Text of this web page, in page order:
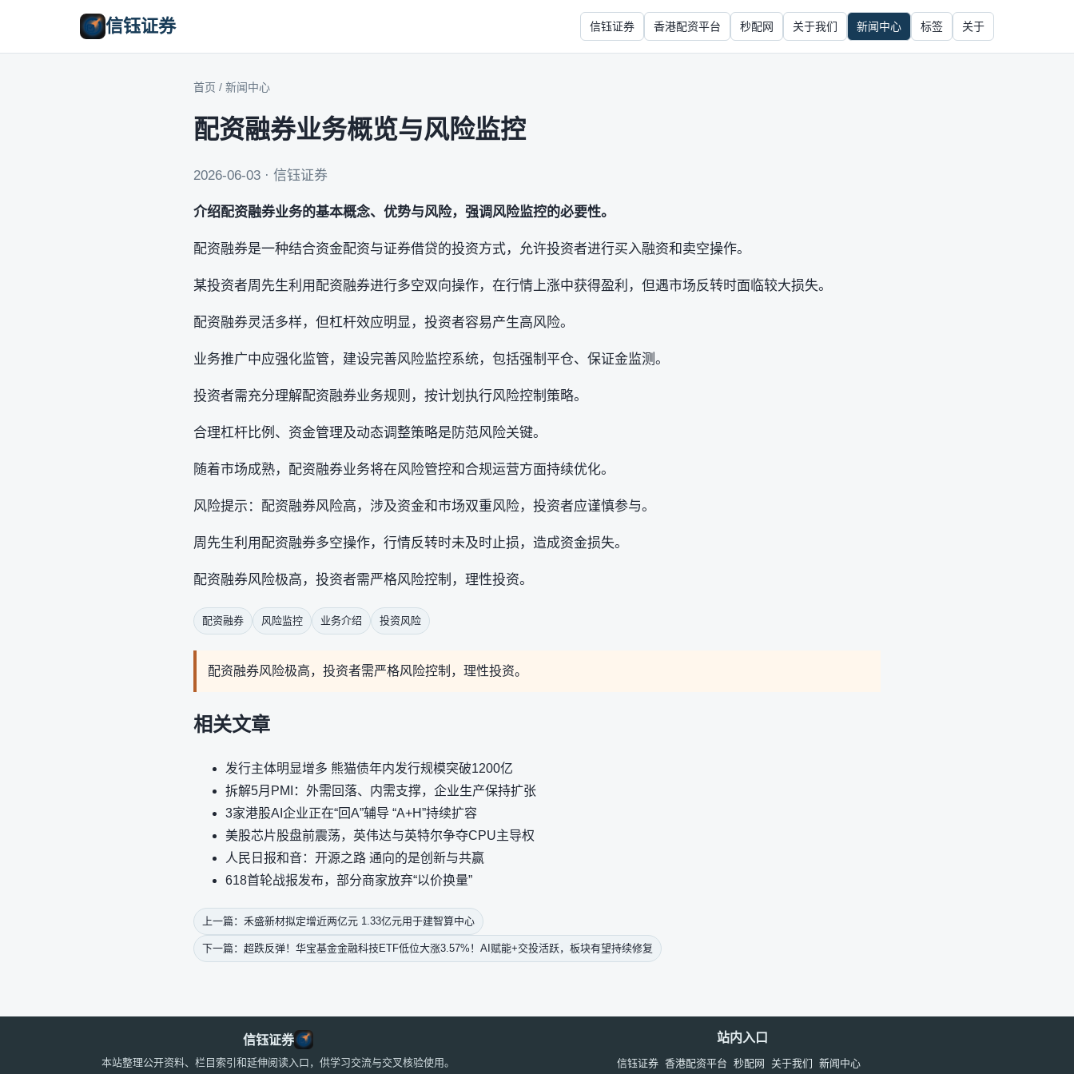
信钰证券 信钰证券 香港配资平台 秒配网 关于我们 新闻中心 标签 关于
首页 / 新闻中心
配资融券业务概览与风险监控
2026-06-03 · 信钰证券
介绍配资融券业务的基本概念、优势与风险，强调风险监控的必要性。
配资融券是一种结合资金配资与证券借贷的投资方式，允许投资者进行买入融资和卖空操作。
某投资者周先生利用配资融券进行多空双向操作，在行情上涨中获得盈利，但遇市场反转时面临较大损失。
配资融券灵活多样，但杠杆效应明显，投资者容易产生高风险。
业务推广中应强化监管，建设完善风险监控系统，包括强制平仓、保证金监测。
投资者需充分理解配资融券业务规则，按计划执行风险控制策略。
合理杠杆比例、资金管理及动态调整策略是防范风险关键。
随着市场成熟，配资融券业务将在风险管控和合规运营方面持续优化。
风险提示：配资融券风险高，涉及资金和市场双重风险，投资者应谨慎参与。
周先生利用配资融券多空操作，行情反转时未及时止损，造成资金损失。
配资融券风险极高，投资者需严格风险控制，理性投资。
配资融券 风险监控 业务介绍 投资风险
配资融券风险极高，投资者需严格风险控制，理性投资。
相关文章
发行主体明显增多 熊猫债年内发行规模突破1200亿
拆解5月PMI：外需回落、内需支撑，企业生产保持扩张
3家港股AI企业正在“回A”辅导 “A+H”持续扩容
美股芯片股盘前震荡，英伟达与英特尔争夺CPU主导权
人民日报和音：开源之路 通向的是创新与共赢
618首轮战报发布，部分商家放弃“以价换量”
上一篇：禾盛新材拟定增近两亿元 1.33亿元用于建智算中心
下一篇：超跌反弹！华宝基金金融科技ETF低位大涨3.57%！AI赋能+交投活跃，板块有望持续修复
信钰证券
本站整理公开资料、栏目索引和延伸阅读入口，供学习交流与交叉核验使用。
站内入口
信钰证券 香港配资平台 秒配网 关于我们 新闻中心